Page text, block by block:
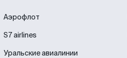
Аэрофлот
S7 airlines
Уральские авиалинии